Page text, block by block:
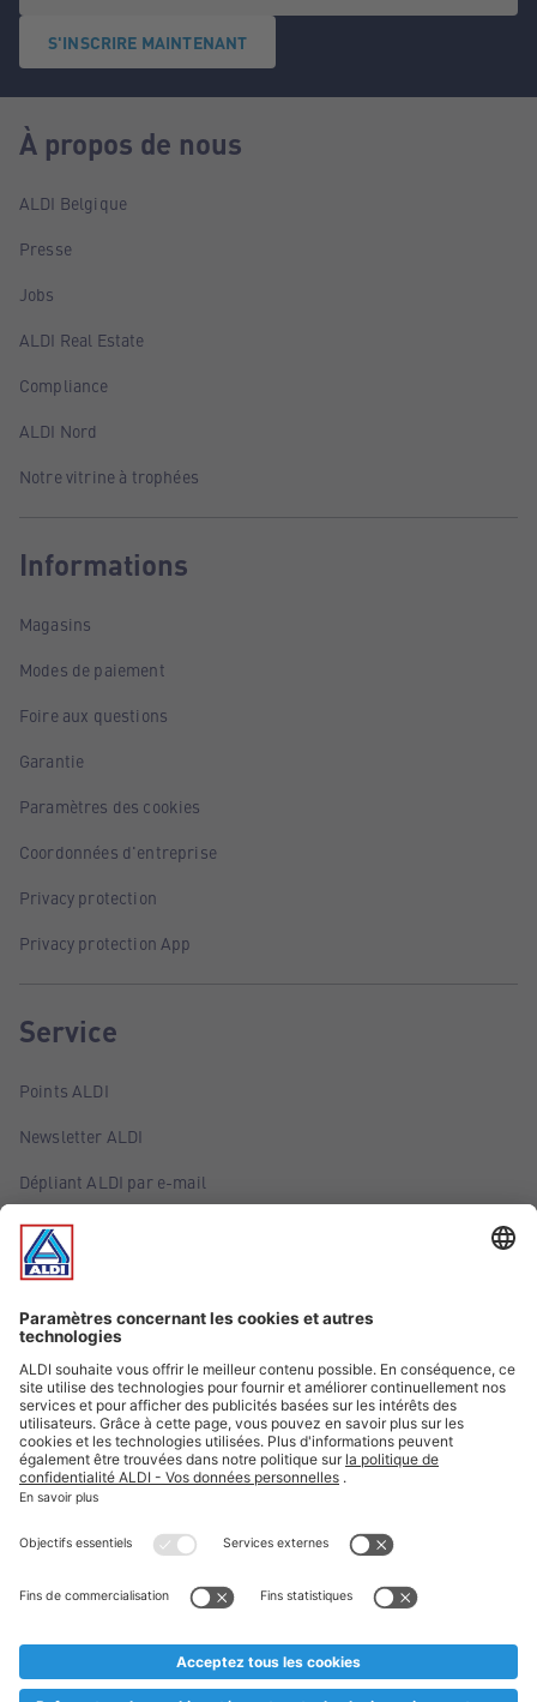
S'INSCRIRE MAINTENANT
À propos de nous
ALDI Belgique
Presse
Jobs
ALDI Real Estate
Compliance
ALDI Nord
Notre vitrine à trophées
Informations
Magasins
Modes de paiement
Foire aux questions
Garantie
Paramètres des cookies
Coordonnées d'entreprise
Privacy protection
Privacy protection App
Service
Points ALDI
Newsletter ALDI
Dépliant ALDI par e-mail
Offres
Infos essentielles
Suivez ALDI Belgique
Textes marqués d'un astérisque et mentions légales
* Nous vendons ces articles temporairement et jusqu'à
au cas où, malgré le planning bien étudié, nous serions
prématurément en rupture de stock. Prix Recupel et TVA incl.
** Sur ce site, l’utilisation de la forme masculine a été adoptée